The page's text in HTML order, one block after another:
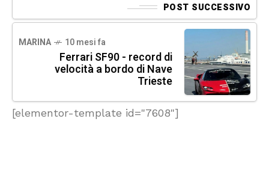
POST SUCCESSIVO
MARINA 10 mesi fa
Ferrari SF90 - record di
velocità a bordo di Nave
Trieste
[elementor-template id="7608"]